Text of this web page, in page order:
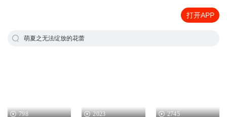
打开APP
萌夏之无法绽放的花蕾
798 2023 2745